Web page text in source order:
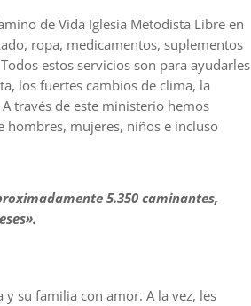
de Vida Iglesia Metodista Libre en
ropa, medicamentos, suplementos
estos servicios son para ayudarles
los fuertes cambios de clima, la
través de este ministerio hemos
hombres, mujeres, niños e incluso
5.350 caminantes,
y su familia con amor. A la vez, les